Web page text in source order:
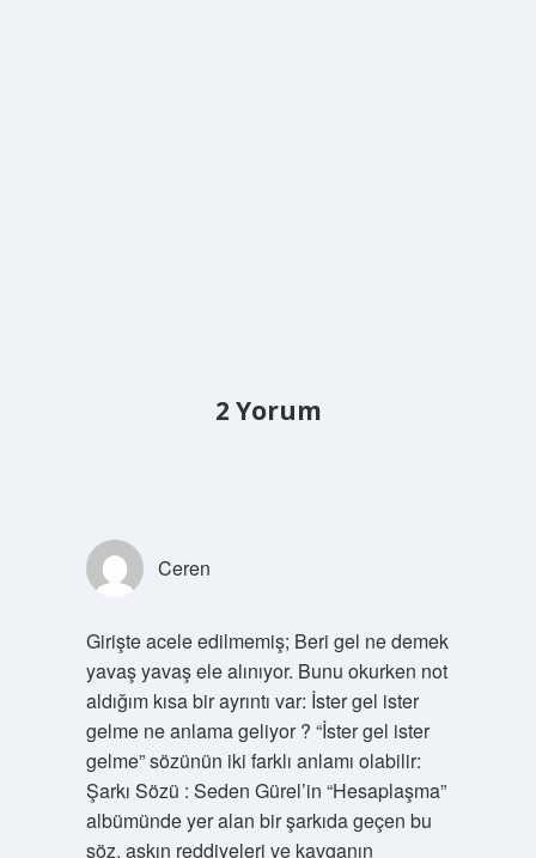
2 Yorum
Ceren
Girişte acele edilmemiş; Beri gel ne demek
yavaş yavaş ele alınıyor. Bunu okurken not
aldığım kısa bir ayrıntı var: İster gel ister
gelme ne anlama geliyor ? “İster gel ister
gelme” sözünün iki farklı anlamı olabilir:
Şarkı Sözü : Seden Gürel’in “Hesaplaşma”
albümünde yer alan bir şarkıda geçen bu
söz, aşkın reddiyeleri ve kavganın